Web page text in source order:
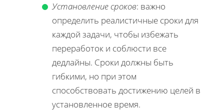
Установление сроков: важно
определить реалистичные сроки для
каждой задачи, чтобы избежать
переработок и соблюсти все
дедлайны. Сроки должны быть
гибкими, но при этом
способствовать достижению целей в
установленное время.